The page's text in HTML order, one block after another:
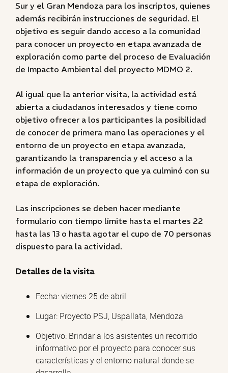
Sur y el Gran Mendoza para los inscriptos, quienes
además recibirán instrucciones de seguridad. El
objetivo es seguir dando acceso a la comunidad
para conocer un proyecto en etapa avanzada de
exploración como parte del proceso de Evaluación
de Impacto Ambiental del proyecto MDMO 2.
Al igual que la anterior visita, la actividad está
abierta a ciudadanos interesados y tiene como
objetivo ofrecer a los participantes la posibilidad
de conocer de primera mano las operaciones y el
entorno de un proyecto en etapa avanzada,
garantizando la transparencia y el acceso a la
información de un proyecto que ya culminó con su
etapa de exploración.
Las inscripciones se deben hacer mediante
formulario con tiempo límite hasta el martes 22
hasta las 13 o hasta agotar el cupo de 70 personas
dispuesto para la actividad.
Detalles de la visita
Fecha: viernes 25 de abril
Lugar: Proyecto PSJ, Uspallata, Mendoza
Objetivo: Brindar a los asistentes un recorrido
informativo por el proyecto para conocer sus
características y el entorno natural donde se